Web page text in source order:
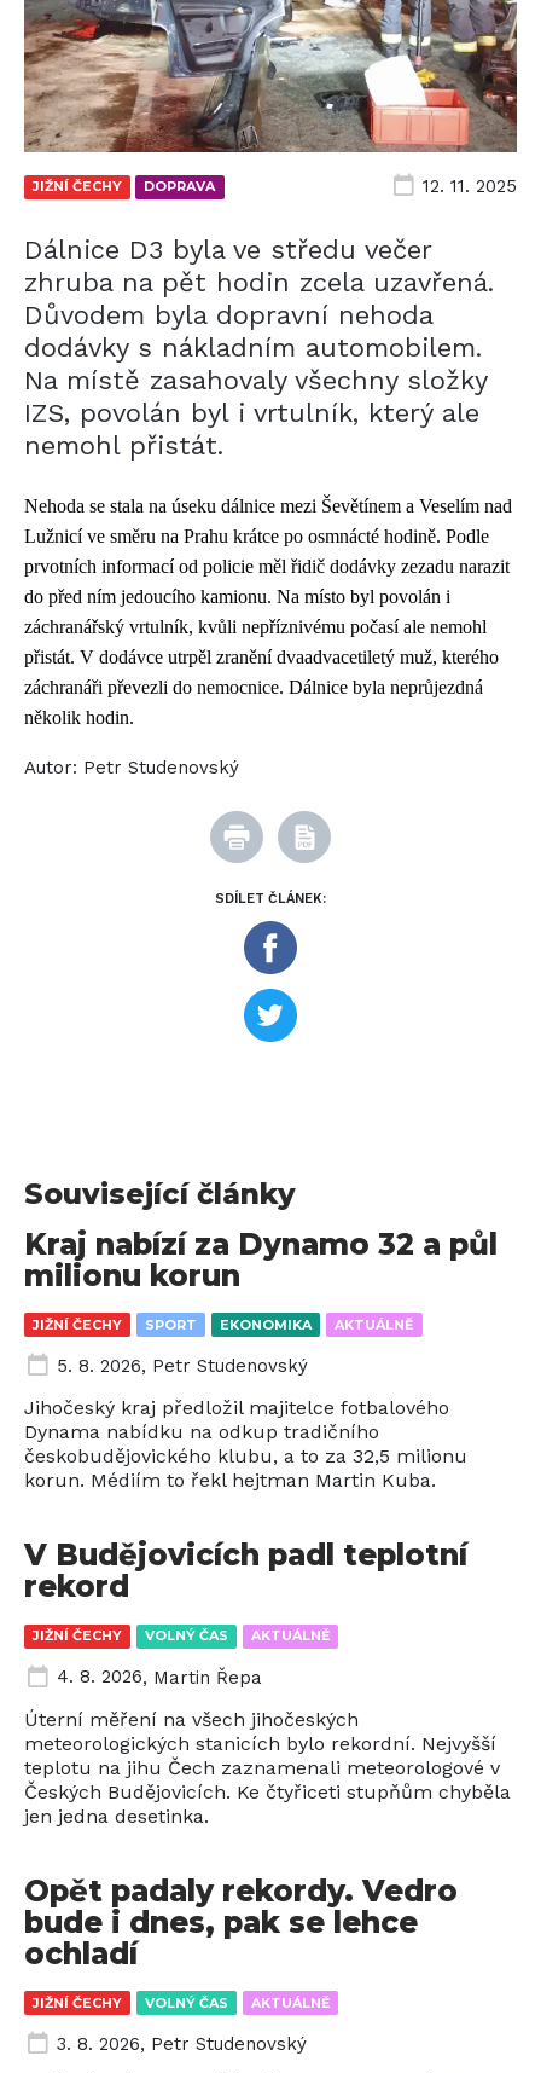
SDÍLET ČLÁNEK:
JIŽNÍ ČECHY DOPRAVA 12. 11. 2025
Dálnice D3 byla ve středu večer
zhruba na pět hodin zcela uzavřená.
Důvodem byla dopravní nehoda
dodávky s nákladním automobilem.
Na místě zasahovaly všechny složky
IZS, povolán byl i vrtulník, který ale
nemohl přistát.
Nehoda se stala na úseku dálnice mezi Ševětínem a Veselím nad
Lužnicí ve směru na Prahu krátce po osmnácté hodině. Podle
prvotních informací od policie měl řidič dodávky zezadu narazit
do před ním jedoucího kamionu. Na místo byl povolán i
záchranářský vrtulník, kvůli nepříznivému počasí ale nemohl
přistát. V dodávce utrpěl zranění dvaadvacetiletý muž, kterého
záchranáři převezli do nemocnice. Dálnice byla neprůjezdná
několik hodin.
Autor: Petr Studenovský
Související články
JIŽNÍ ČECHY SPORT EKONOMIKA AKTUÁLNĚ
Kraj nabízí za Dynamo 32 a půl
milionu korun
5. 8. 2026, Petr Studenovský
Jihočeský kraj předložil majitelce fotbalového
Dynama nabídku na odkup tradičního
českobudějovického klubu, a to za 32,5 milionu
korun. Médiím to řekl hejtman Martin Kuba.
JIŽNÍ ČECHY VOLNÝ ČAS AKTUÁLNĚ
V Budějovicích padl teplotní
rekord
4. 8. 2026, Martin Řepa
Úterní měření na všech jihočeských
meteorologických stanicích bylo rekordní. Nejvyšší
teplotu na jihu Čech zaznamenali meteorologové v
Českých Budějovicích. Ke čtyřiceti stupňům chyběla
jen jedna desetinka.
JIŽNÍ ČECHY VOLNÝ ČAS AKTUÁLNĚ
Opět padaly rekordy. Vedro
bude i dnes, pak se lehce
ochladí
3. 8. 2026, Petr Studenovský